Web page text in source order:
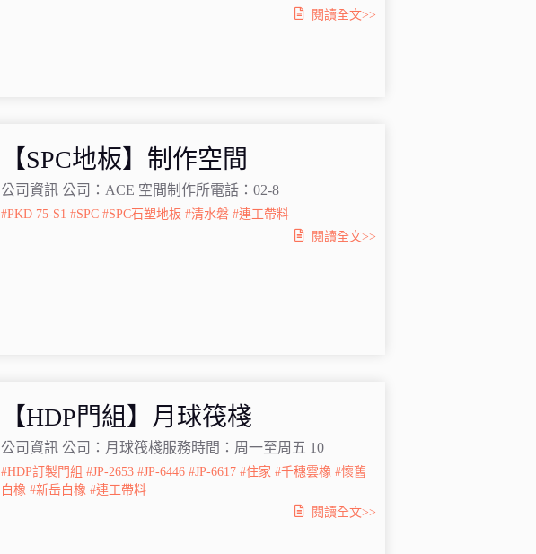
閱讀全文>>
【SPC地板】制作空間
公司資訊 公司：ACE 空間制作所電話：​02-8
#PKD 75-S1 #SPC #SPC石塑地板 #清水磐 #連工帶料
閱讀全文>>
【HDP門組】月球筏棧
公司資訊 公司：月球筏棧服務時間：周一至周五 10
#HDP訂製門組 #JP-2653 #JP-6446 #JP-6617 #住家 #千穗雲橡 #懷舊
白橡 #新岳白橡 #連工帶料
閱讀全文>>